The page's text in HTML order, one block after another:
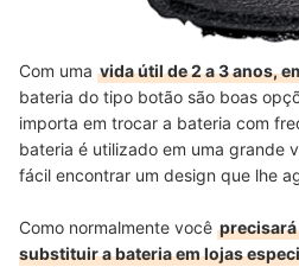
Com uma vida útil de 2 a 3 anos,
bateria do tipo botão são boas
importa em trocar a bateria com
bateria é utilizado em uma grande
fácil encontrar um design que lhe
Como normalmente você precisará
substituir a bateria em lojas